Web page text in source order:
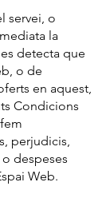
servei, o
la
detecta que
o de
en aquest,
Condicions
perjudicis,
despeses
Web.